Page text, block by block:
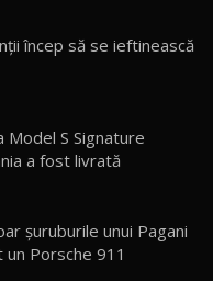
încep să se ieftinească
Model S Signature
a fost livrată
șuruburile unui Pagani
Porsche 911